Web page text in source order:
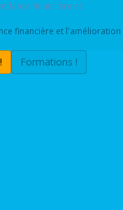
financière et l'amélioration
Formations !